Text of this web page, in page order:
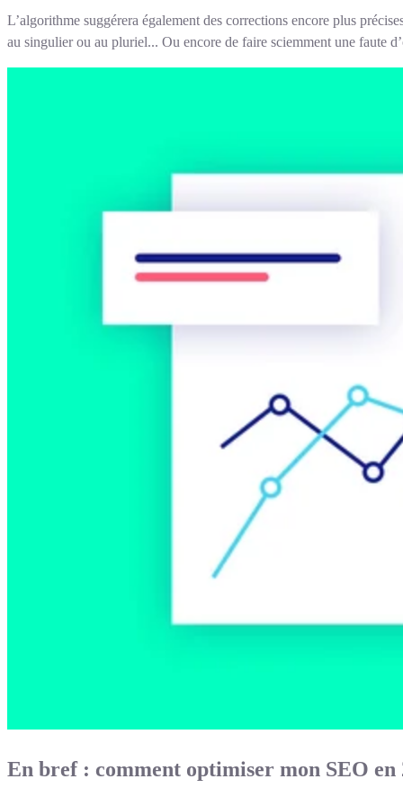
L’algorithme suggérera également des corrections encore plus
au singulier ou au pluriel... Ou encore de faire sciemment une faute
En bref : comment optimiser mon SEO en